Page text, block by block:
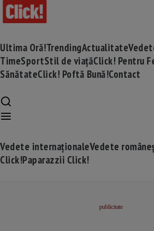
Ultima Oră!TrendingActualitate
TimeSportStil de viațăClick! Pentru
SănătateClick! Poftă Bună!Contact
Vedete internaționaleVedete
Click!Paparazzii Click!